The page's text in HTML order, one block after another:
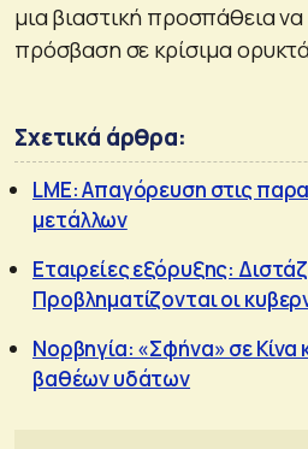
μια βιαστική προσπάθεια να
πρόσβαση σε κρίσιμα
Σχετικά άρθρα:
LME: Απαγόρευση στις
μετάλλων
Εταιρείες εξόρυξης:
Προβληματίζονται οι
Νορβηγία: «Σφήνα» σε Κίνα
βαθέων υδάτων